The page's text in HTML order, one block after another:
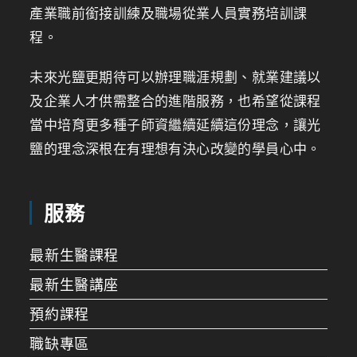
產業職前銜接訓練及職場從業人員實務培訓課
程。
未來光鹽更期待可以辦理職涯規劃、就業建議以
及企業人才供需整合的進階服務，也希望從課程
當中培育更多種子師資繼續延續這份理念，讓光
鹽的理念深根在有理想有決心改變的學員心中。
服務
最新生醫課程
最新生醫講座
預約課程
職缺專區